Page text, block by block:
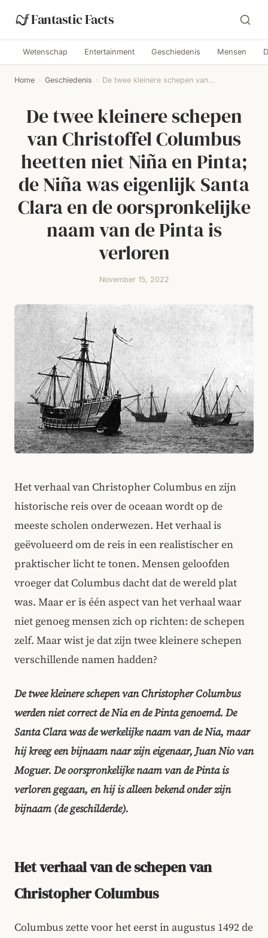
Fantastic Facts
Wetenschap Entertainment Geschiedenis Mensen
Home › Geschiedenis › De twee kleinere schepen van...
De twee kleinere schepen
van Christoffel Columbus
heetten niet Niña en Pinta;
de Niña was eigenlijk Santa
Clara en de oorspronkelijke
naam van de Pinta is
verloren
November 15, 2022
Het verhaal van Christopher Columbus en zijn
historische reis over de oceaan wordt op de
meeste scholen onderwezen. Het verhaal is
geëvolueerd om de reis in een realistischer en
praktischer licht te tonen. Mensen geloofden
vroeger dat Columbus dacht dat de wereld plat
was. Maar er is één aspect van het verhaal waar
niet genoeg mensen zich op richten: de schepen
zelf. Maar wist je dat zijn twee kleinere schepen
verschillende namen hadden?
De twee kleinere schepen van Christopher Columbus
werden niet correct de Nia en de Pinta genoemd. De
Santa Clara was de werkelijke naam van de Nia, maar
hij kreeg een bijnaam naar zijn eigenaar, Juan Nio van
Moguer. De oorspronkelijke naam van de Pinta is
verloren gegaan, en hij is alleen bekend onder zijn
bijnaam (de geschilderde).
Het verhaal van de schepen van
Christopher Columbus
Columbus zette voor het eerst in augustus 1492 de